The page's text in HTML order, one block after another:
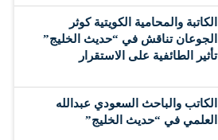
الكاتبة والمحامية الكويتية كوثر
الجوعان تناقش في “حديث الخليج”
تأثير الطائفية على الاستقرار
الكاتب والباحث السعودي عبدالله
العلمي في “حديث الخليج”